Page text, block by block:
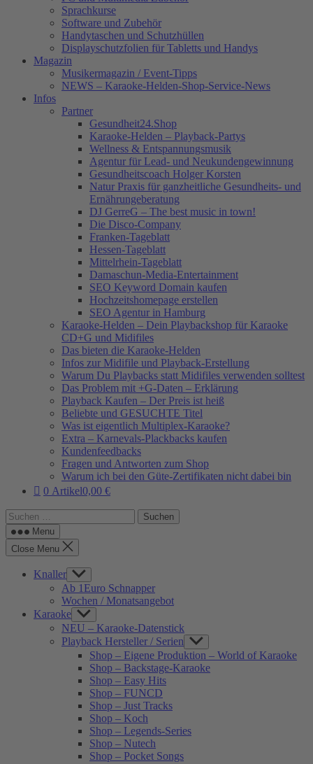
Sprachkurse
Software und Zubehör
Handytaschen und Schutzhüllen
Displayschutzfolien für Tabletts und Handys
Magazin
Musikermagazin / Event-Tipps
NEWS – Karaoke-Helden-Shop-Service-News
Infos
Partner
Gesundheit24.Shop
Karaoke-Helden – Playback-Partys
Wellness & Entspannungsmusik
Agentur für Lead- und Neukundengewinnung
Gesundheitscoach Holger Korsten
Natur Praxis für ganzheitliche Gesundheits- und
Ernährungeberatung
DJ GerreG – The best music in town!
Die Disco-Company
Franken-Tageblatt
Hessen-Tageblatt
Mittelrhein-Tageblatt
Damaschun-Media-Entertainment
SEO Keyword Domain kaufen
Hochzeitshomepage erstellen
SEO Agentur in Hamburg
Karaoke-Helden – Dein Playbackshop für Karaoke
CD+G und Midifiles
Das bieten die Karaoke-Helden
Infos zur Midifile und Playback-Erstellung
Warum Du Playbacks statt Midifiles verwenden solltest
Das Problem mit +G-Daten – Erklärung
Playback Kaufen – Der Preis ist heiß
Beliebte und GESUCHTE Titel
Was ist eigentlich Multiplex-Karaoke?
Extra – Karnevals-Plackbacks kaufen
Kundenfeedbacks
Fragen und Antworten zum Shop
Warum ich bei den Güte-Zertifikaten nicht dabei bin
0 Artikel0,00 €
Suchen
nach: Menu
Close Menu
Knaller Show
sub
menu
Ab 1Euro Schnapper
Wochen / Monatsangebot
Karaoke Show
sub
menu
NEU – Karaoke-Datenstick
Playback Hersteller / Serien Show
sub
menu
Shop – Eigene Produktion – World of Karaoke
Shop – Backstage-Karaoke
Shop – Easy Hits
Shop – FUNCD
Shop – Just Tracks
Shop – Koch
Shop – Legends-Series
Shop – Nutech
Shop – Pocket Songs